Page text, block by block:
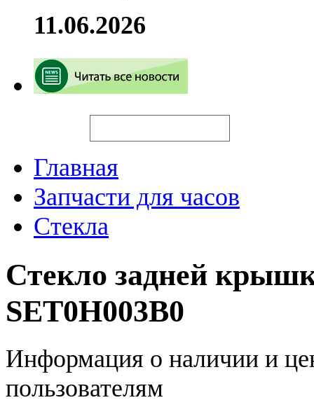
11.06.2026
Главная
Запчасти для часов
Стекла
Стекло задней
SET0H003B0
Информация о наличии и
пользователям